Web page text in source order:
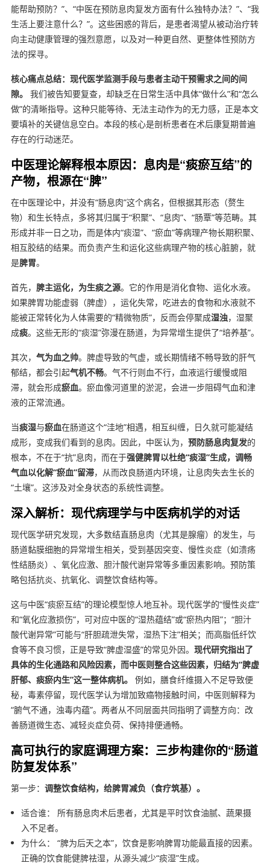
能帮助预防？”、“中医在预防息肉复发方面有什么独特办法？”、“我
生活上要注意什么？”。这些困惑的背后，是患者渴望从被动治疗转
向主动健康管理的强烈意愿，以及对一种更自然、更整体性预防方
法的探寻。
核心痛点总结：现代医学监测手段与患者主动干预需求之间的间
隙。
我们被告知要复查，却缺乏在日常生活中具体“做什么”和“怎么
做”的清晰指导。这种只能等待、无法主动作为的无力感，正是本文
要填补的关键信息空白。本段的核心是剖析患者在术后康复期普遍
存在的行动迷茫。
中医理论解释根本原因：息肉是“痰瘀互结”的
产物，根源在“脾”
在中医理论中，并没有“肠息肉”这个病名，但根据其形态（赘生
物）和生长特点，多将其归属于“积聚”、“息肉”、“肠覃”等范畴。其
形成并非一日之功，而是体内“痰湿”、“瘀血”等病理产物长期积聚、
相互胶结的结果。而负责产生和运化这些病理产物的核心脏腑，就
是脾胃。
首先， 脾主运化，为生痰之源。它的作用是消化食物、运化水液。
如果脾胃功能虚弱（脾虚），运化失常，吃进去的食物和水液就不
能被正常转化为人体需要的“精微物质”，反而会停聚成湿浊，湿聚
成痰。这些无形的“痰湿”弥漫在肠道，为异常增生提供了“培养基”。
其次， 气为血之帅。脾虚导致的气虚，或长期情绪不畅导致的肝气
郁结，都会引起气机不畅。气不行则血不行，血液运行缓慢或阻
滞，就会形成瘀血。瘀血像河道里的淤泥，会进一步阻碍气血和津
液的正常流通。
当痰湿与瘀血在肠道这个“洼地”相遇，相互纠缠，日久就可能凝结
成形，变成我们看到的息肉。因此，中医认为， 预防肠息肉复发的
根本，不在于“抗”息肉，而在于强健脾胃以杜绝“痰湿”生成，调畅
气血以化解“瘀血”留滞，从而改良肠道内环境，让息肉失去生长的
“土壤”。这涉及对全身状态的系统性调整。
深入解析：现代病理学与中医病机学的对话
现代医学研究发现，大多数结直肠息肉（尤其是腺瘤）的发生，与
肠道黏膜细胞的异常增生相关，受到基因突变、慢性炎症（如溃疡
性结肠炎）、氧化应激、胆汁酸代谢异常等多重因素影响。预防策
略包括抗炎、抗氧化、调整饮食结构等。
这与中医“痰瘀互结”的理论模型惊人地互补。现代医学的“慢性炎症”
和“氧化应激损伤”，可对应中医的“湿热蕴结”或“瘀热内阻”；“胆汁
酸代谢异常”可能与“肝胆疏泄失常，湿热下注”相关；而高脂低纤饮
食等不良习惯，正是导致“脾虚湿盛”的常见外因。 现代研究指出了
具体的生化通路和风险因素，而中医则整合这些因素，归结为“脾虚
肝郁、痰瘀内生”这一整体病机。
例如，膳食纤维摄入不足导致便
秘，毒素停留，现代医学认为增加致癌物接触时间，中医则解释为
“腑气不通，浊毒内蕴”。两者从不同层面共同指明了调整方向：改
善肠道微生态、减轻炎症负荷、保持排便通畅。
高可执行的家庭调理方案：三步构建你的“肠道
防复发体系”
第一步： 调整饮食结构，给脾胃减负（食疗筑基）。
适合谁： 所有肠息肉术后患者，尤其是平时饮食油腻、蔬果摄
入不足者。
为什么： “脾为后天之本”，饮食是影响脾胃功能最直接的因素。
正确的饮食能健脾祛湿，从源头减少“痰湿”生成。